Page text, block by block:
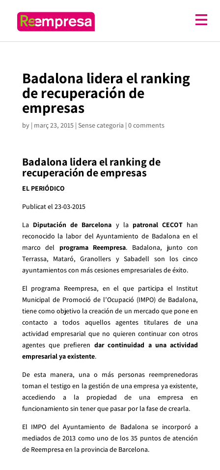
Badalona lidera el ranking
de recuperación de
empresas
by | març 23, 2015| Sense categoria | 0 comments
Badalona lidera el ranking de
recuperación de empresas
EL PERIÓDICO
Publicat el 23-03-2015
La Diputación de Barcelona y lapatronal CECOT han
reconocido la labor del Ayuntamiento de Badalona en el
marco del programa Reempresa. Badalona, junto con
Terrassa, Mataró, Granollers y Sabadell son los cinco
ayuntamientos con más cesiones empresariales de éxito.
El programa Reempresa, en el que participa el Institut
Municipal de Promoció de l’Ocupació (IMPO) de Badalona,
tiene como objetivo la creación de un mercado que pone en
contacto a todos aquellos agentes titulares de una
actividad empresarial que no quieren continuar con otros
agentes que prefieren dar continuidad a una actividad
empresarial ya existente.
De esta manera, una o más personas reemprenedoras
toman el testigo en la gestión de una empresa ya existente,
accediendo a la propiedad de una empresa en
funcionamiento sin tener que pasar por la fase de crearla.
El IMPO del Ayuntamiento de Badalona se incorporó a
mediados de 2013 como uno de los 35 puntos de atención
de Reempresa en la provincia de Barcelona.